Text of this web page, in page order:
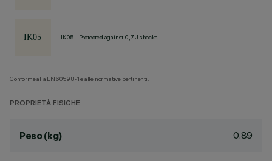
IK05 - Protected against 0,7 J shocks
Conforme alla EN60598-1 e alle normative pertinenti.
PROPRIETÀ FISICHE
Peso (kg) 0.89